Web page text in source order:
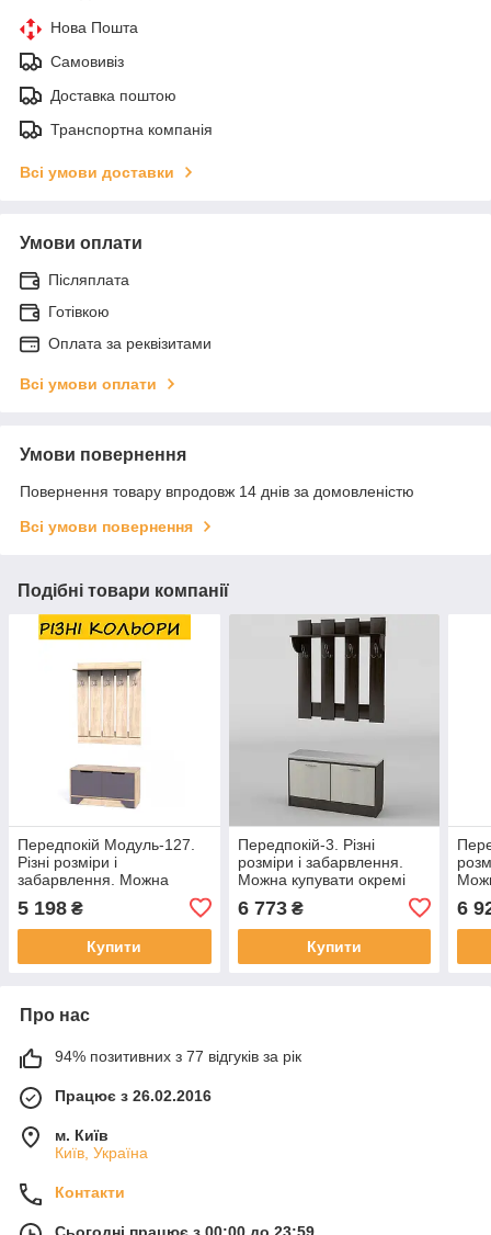
Нова Пошта
Самовивіз
Доставка поштою
Транспортна компанія
Всі умови доставки
Умови оплати
Післяплата
Готівкою
Оплата за реквізитами
Всі умови оплати
Умови повернення
Повернення товару впродовж 14 днів за домовленістю
Всі умови повернення
Подібні товари компанії
Передпокій Модуль-127.
Різні розміри і
забарвлення. Можна
комплектуючі.
5 198 ₴
Купити
Передпокій-3. Різні
розміри і забарвлення.
Можна купувати окремі
6 773₴
Купити
6
Про нас
94% позитивних з 77 відгуків за рік
Працює з 26.02.2016
м. Київ
Київ, Україна
Контакти